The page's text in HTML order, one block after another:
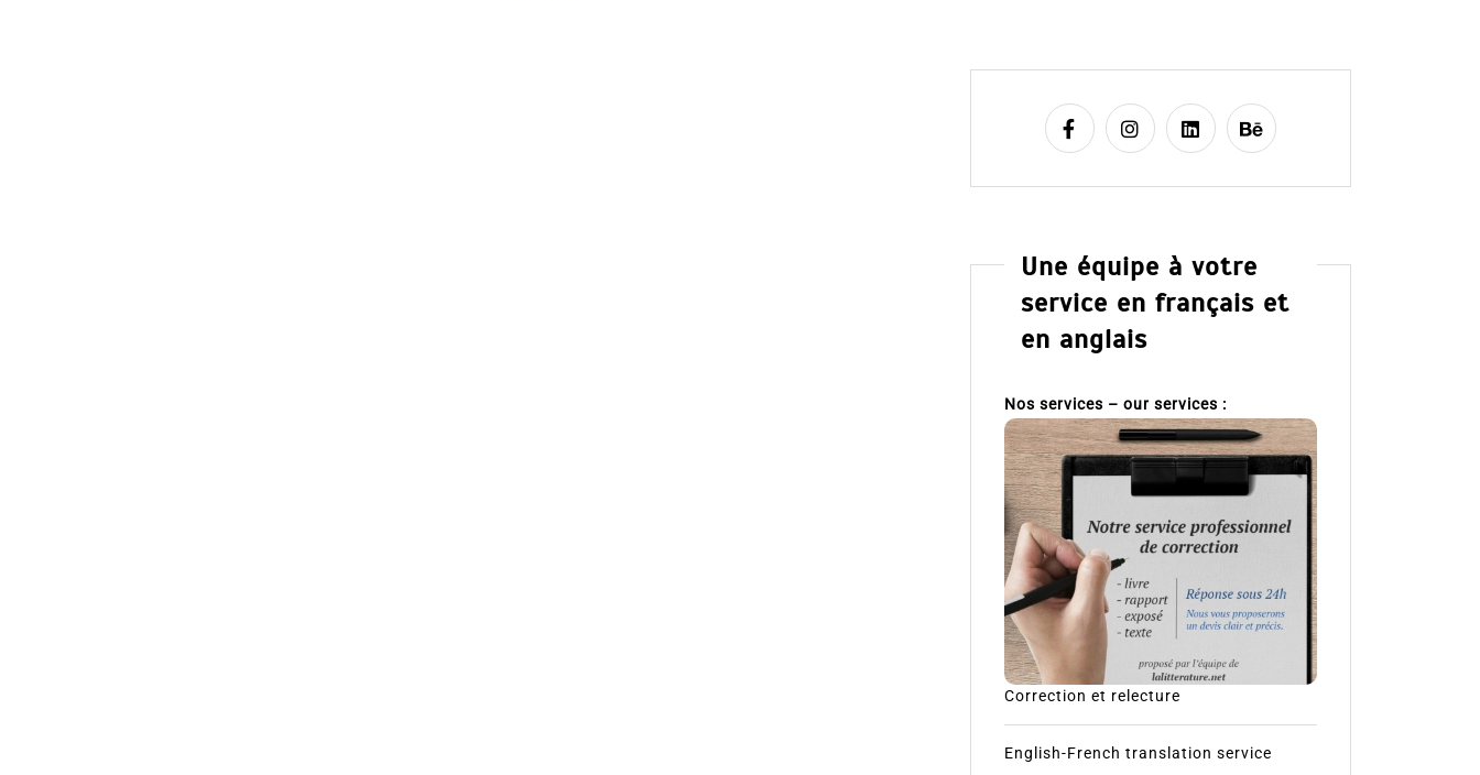
Une équipe à votre
service en français et
en anglais
Nos services – our services :
Correction et relecture
English-French translation service